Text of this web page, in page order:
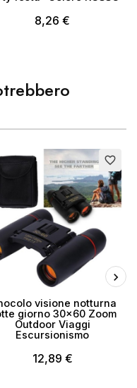
8,26 €
favorite_border
visione notturna
giorno 30x60 Zoom
Outdoor Viaggi
Escursionismo
12,89 €